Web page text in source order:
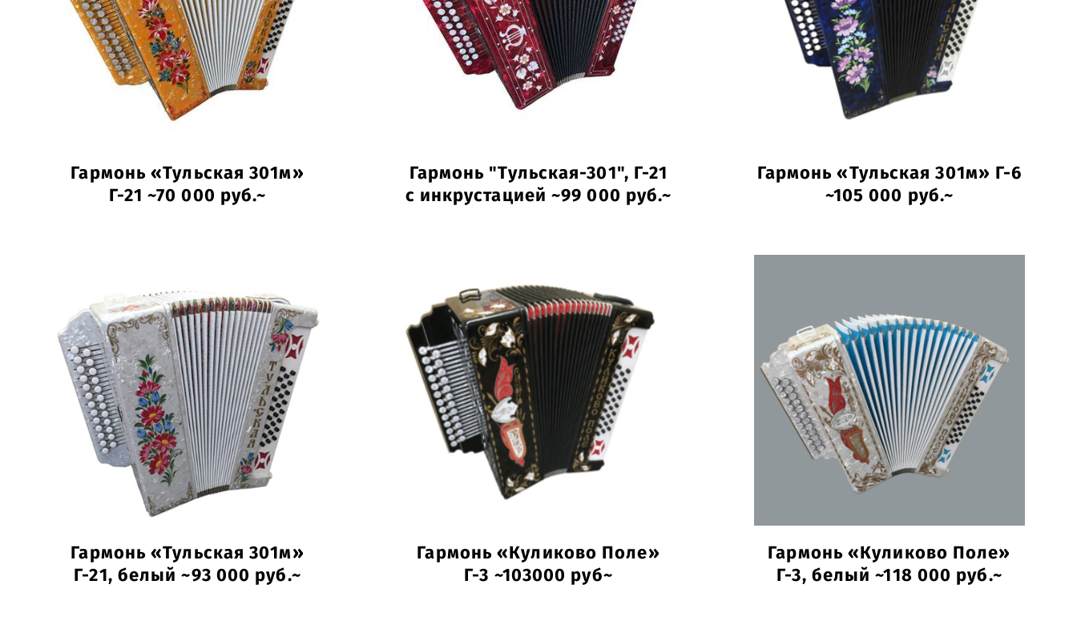
Гармонь «Тульская 301м»
Г-21 ~70 000 руб.~
Гармонь "Тульская-301", Г-21
с инкрустацией ~99 000 руб.~
Гармонь «Тульская 301м» Г-6
~105 000 руб.~
Гармонь «Тульская 301м»
Г-21, белый ~93 000 руб.~
Гармонь «Куликово Поле»
Г-3 ~103000 руб~
Гармонь «Куликово Поле»
Г-3, белый ~118 000 руб.~